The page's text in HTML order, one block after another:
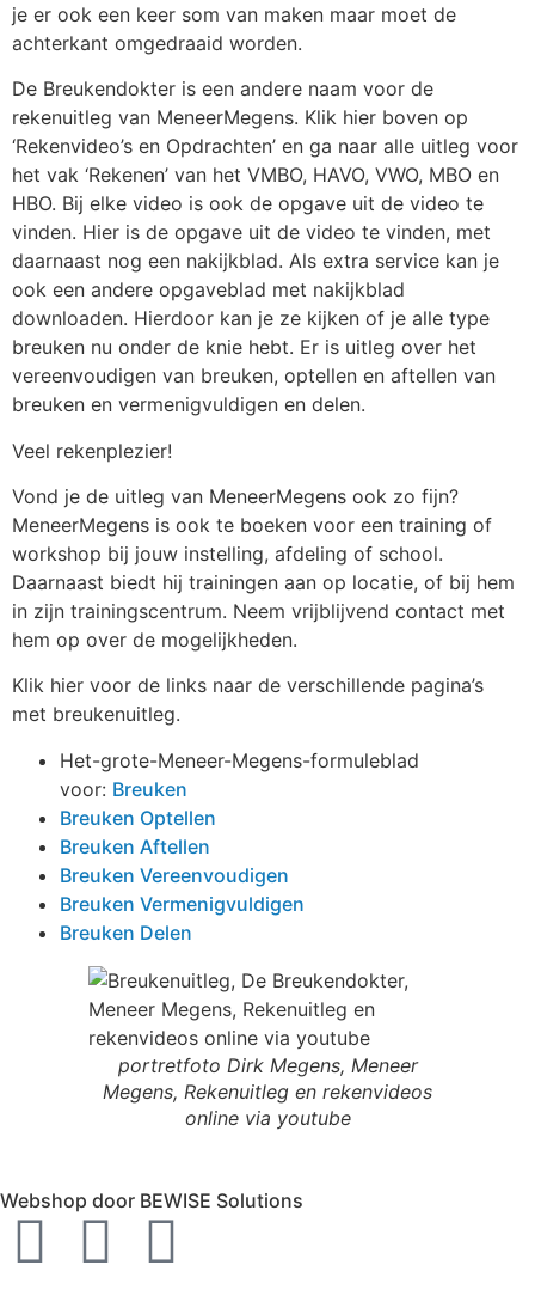
je er ook een keer som van maken maar moet de
achterkant omgedraaid worden.
De Breukendokter is een andere naam voor de
rekenuitleg van MeneerMegens. Klik hier boven op
‘Rekenvideo’s en Opdrachten’ en ga naar alle uitleg voor
het vak ‘Rekenen’ van het VMBO, HAVO, VWO, MBO en
HBO. Bij elke video is ook de opgave uit de video te
vinden. Hier is de opgave uit de video te vinden, met
daarnaast nog een nakijkblad. Als extra service kan je
ook een andere opgaveblad met nakijkblad
downloaden. Hierdoor kan je ze kijken of je alle type
breuken nu onder de knie hebt. Er is uitleg over het
vereenvoudigen van breuken, optellen en aftellen van
breuken en vermenigvuldigen en delen.
Veel rekenplezier!
Vond je de uitleg van MeneerMegens ook zo fijn?
MeneerMegens is ook te boeken voor een training of
workshop bij jouw instelling, afdeling of school.
Daarnaast biedt hij trainingen aan op locatie, of bij hem
in zijn trainingscentrum. Neem vrijblijvend contact met
hem op over de mogelijkheden.
Klik hier voor de links naar de verschillende pagina’s
met breukenuitleg.
Het-grote-Meneer-Megens-formuleblad
voor: Breuken
Breuken Optellen
Breuken Aftellen
Breuken Vereenvoudigen
Breuken Vermenigvuldigen
Breuken Delen
portretfoto Dirk Megens, Meneer
Megens, Rekenuitleg en rekenvideos
online via youtube
Webshop door BEWISE Solutions